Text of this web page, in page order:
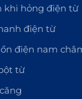
khi hỏng điện từ
điện từ
điện nam
từ